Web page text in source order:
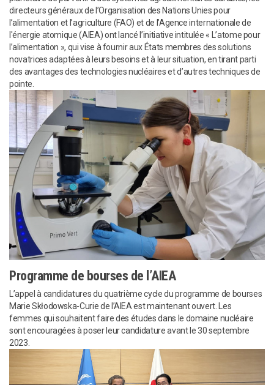
directeurs généraux de l’Organisation des Nations Unies pour
l’alimentation et l’agriculture (FAO) et de l’Agence internationale de
l'énergie atomique (AIEA) ont lancé l’initiative intitulée « L’atome pour
l’alimentation », qui vise à fournir aux États membres des solutions
novatrices adaptées à leurs besoins et à leur situation, en tirant parti
des avantages des technologies nucléaires et d’autres techniques de
pointe.
Programme de bourses de l’AIEA
L’appel à candidatures du quatrième cycle du programme de bourses
Marie Skłodowska-Curie de l’AIEA est maintenant ouvert. Les
femmes qui souhaitent faire des études dans le domaine nucléaire
sont encouragées à poser leur candidature avant le 30 septembre
2023.